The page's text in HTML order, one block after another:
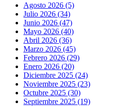
Agosto 2026 (5)
Julio 2026 (34)
Junio 2026 (47)
Mayo 2026 (40)
Abril 2026 (36)
Marzo 2026 (45)
Febrero 2026 (29)
Enero 2026 (20)
Diciembre 2025 (24)
Noviembre 2025 (23)
Octubre 2025 (30)
Septiembre 2025 (19)